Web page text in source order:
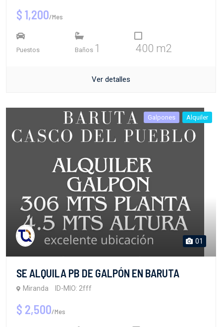
$ 1,200/Mes
Puestos Baños 1 400 m2
Ver detalles
Galpones Alquiler
01
SE ALQUILA PB DE GALPÓN EN BARUTA
Miranda ID-MIO: 2fff
$ 2,500/Mes